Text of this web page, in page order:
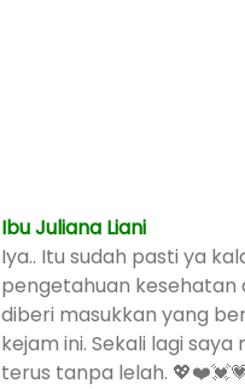
Ibu Juliana Liani
Iya.. Itu sudah pasti ya
pengetahuan kesehatan
diberi masukkan yang
kejam ini. Sekali lagi
terus tanpa lelah.